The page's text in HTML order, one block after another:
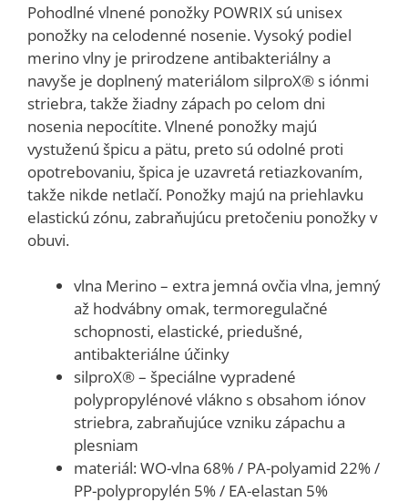
Pohodlné vlnené ponožky POWRIX sú unisex
ponožky na celodenné nosenie. Vysoký podiel
merino vlny je prirodzene antibakteriálny a
navyše je doplnený materiálom silproX® s iónmi
striebra, takže žiadny zápach po celom dni
nosenia nepocítite. Vlnené ponožky majú
vystuženú špicu a pätu, preto sú odolné proti
opotrebovaniu, špica je uzavretá retiazkovaním,
takže nikde netlačí. Ponožky majú na priehlavku
elastickú zónu, zabraňujúcu pretočeniu ponožky v
obuvi.
vlna Merino – extra jemná ovčia vlna, jemný
až hodvábny omak, termoregulačné
schopnosti, elastické, priedušné,
antibakteriálne účinky
silproX® – špeciálne vypradené
polypropylénové vlákno s obsahom iónov
striebra, zabraňujúce vzniku zápachu a
plesniam
materiál: WO-vlna 68% / PA-polyamid 22% /
PP-polypropylén 5% / EA-elastan 5%